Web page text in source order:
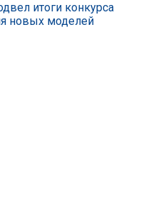
итоги конкурса
новых моделей